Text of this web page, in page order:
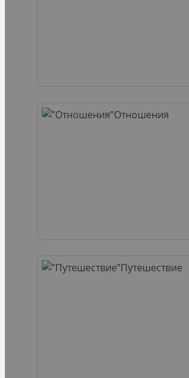
Отношения
Путешествие